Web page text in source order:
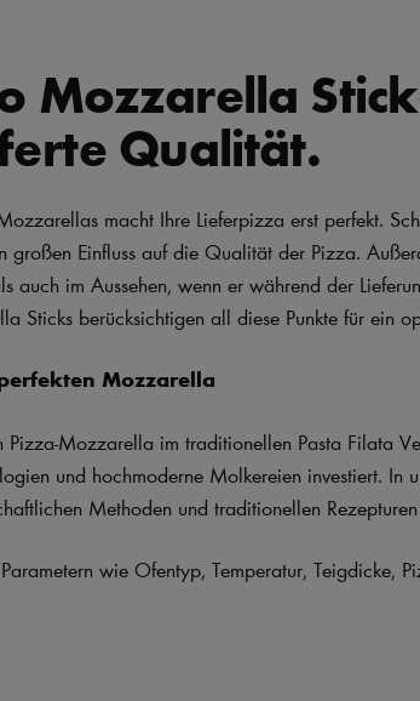
Mozzarella
Qualität.
macht Ihre Lieferpizza erst perfekt.
großen Einfluss auf die Qualität der Pizza.
auch im Aussehen, wenn er während der
Sticks berücksichtigen all diese Punkte für ein
Mozzarella
Pizza-Mozzarella im traditionellen Pasta Filata
und hochmoderne Molkereien investiert. In
Methoden und traditionellen
wie Ofentyp, Temperatur, Teigdicke,